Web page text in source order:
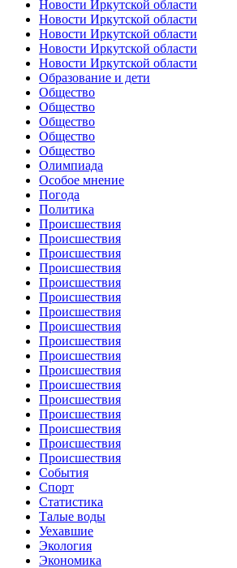
Новости Иркутской области
Новости Иркутской области
Новости Иркутской области
Новости Иркутской области
Новости Иркутской области
Образование и дети
Общество
Общество
Общество
Общество
Общество
Олимпиада
Особое мнение
Погода
Политика
Происшествия
Происшествия
Происшествия
Происшествия
Происшествия
Происшествия
Происшествия
Происшествия
Происшествия
Происшествия
Происшествия
Происшествия
Происшествия
Происшествия
Происшествия
Происшествия
Происшествия
События
Спорт
Статистика
Талые воды
Уехавшие
Экология
Экономика